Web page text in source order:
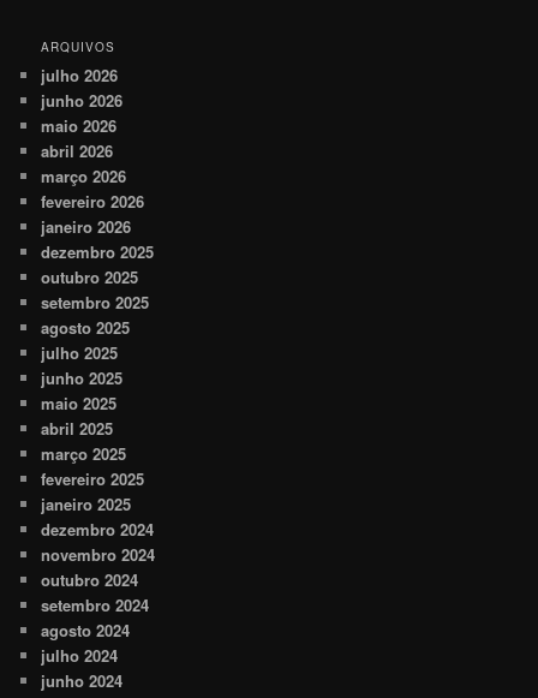
ARQUIVOS
julho 2026
junho 2026
maio 2026
abril 2026
março 2026
fevereiro 2026
janeiro 2026
dezembro 2025
outubro 2025
setembro 2025
agosto 2025
julho 2025
junho 2025
maio 2025
abril 2025
março 2025
fevereiro 2025
janeiro 2025
dezembro 2024
novembro 2024
outubro 2024
setembro 2024
agosto 2024
julho 2024
junho 2024